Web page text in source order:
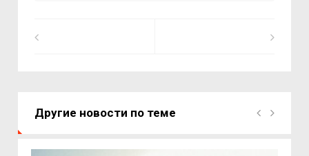
Другие новости по теме